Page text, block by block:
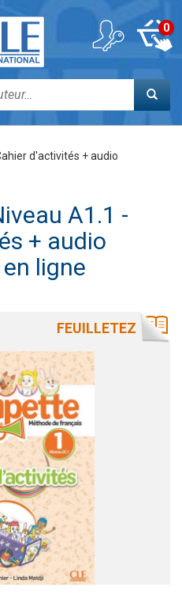
0
d'activités + audio
A1.1 -
+ audio
ligne
FEUILLETEZ